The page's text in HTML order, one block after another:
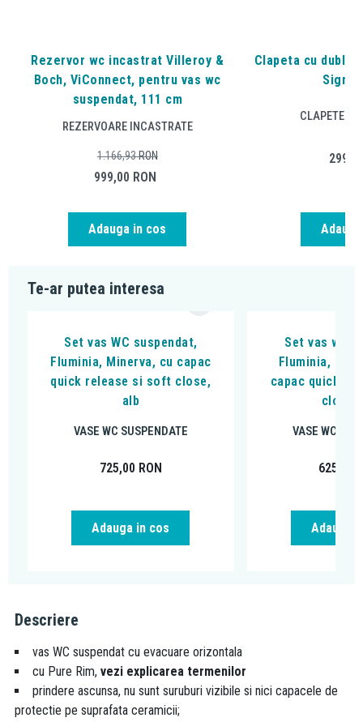
Rezervor wc incastrat Villeroy &
Boch, ViConnect, pentru vas wc
suspendat, 111 cm
REZERVOARE INCASTRATE
999,00 RON
1.166,93RON
Adauga in cos
Clapeta cu dubla
CLAPETE
Te-ar putea interesa
Set vas WC suspendat,
Fluminia, Minerva, cu capac
quick release si soft close,
alb
VASE WC SUSPENDATE
725,00 RON
Adauga in cos
Set vas wc
Fluminia,
capac quick
close,
VASE WC
625,00
Adauga
Descriere
vas WC suspendat cu evacuare orizontala
cu Pure Rim, vezi explicarea termenilor
prindere ascunsa, nu sunt suruburi vizibile si nici capacele de
protectie pe suprafata ceramicii;